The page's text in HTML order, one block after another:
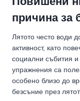
причина за
Лятото често води
активност, като
социални събития
упражнения са
особено близо до
безсъние през